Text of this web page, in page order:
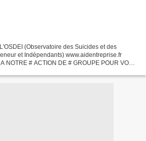
(Observatoire des Suicides et des
et Indépendants) www.aidentreprise.fr
NOTRE # ACTION DE # GROUPE POUR VOS